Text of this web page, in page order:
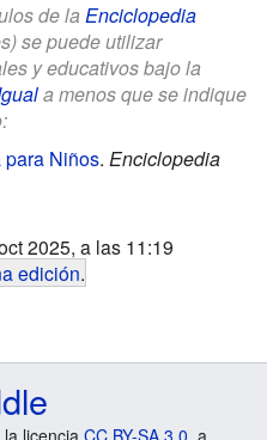
de la Enciclopedia
se puede utilizar
y educativos bajo la
a menos que se indique
para Niños. Enciclopedia
2025, a las 11:19
edición.